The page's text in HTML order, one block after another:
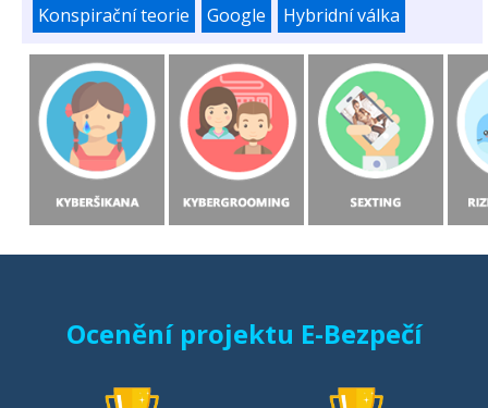
Konspirační teorie
Google Hybridní válka
Ocenění projektu E-Bezpečí